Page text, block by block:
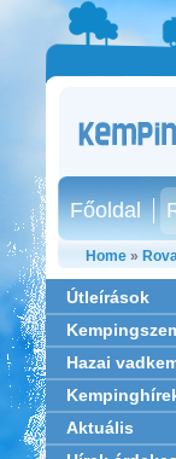
Főoldal
Home »
Útleírások
Hazai
Aktuális